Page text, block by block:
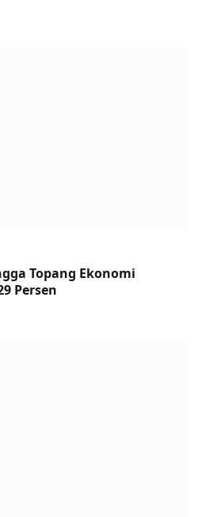
Topang Ekonomi
Persen